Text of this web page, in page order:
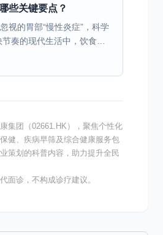
些关键要点？
视的胃部“慢性炎症”，科学
奏的现代生活中，饮食不
压力过大等问题，让慢性胃
集团（02661.HK），聚焦个性化
健、疾病早筛及综合健康服务包
策划的科普内容，助力提升全民
面诊，不构成诊疗建议。